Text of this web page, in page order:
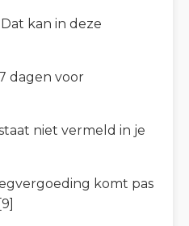
kan in deze
dagen voor
niet vermeld in je
komt pas